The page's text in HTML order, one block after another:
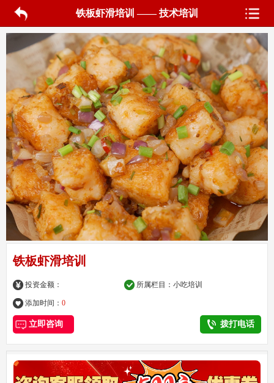
铁板虾滑培训 —— 技术培训
铁板虾滑培训
投资金额： 所属栏目：小吃培训
添加时间： 0
立即咨询 拨打电话